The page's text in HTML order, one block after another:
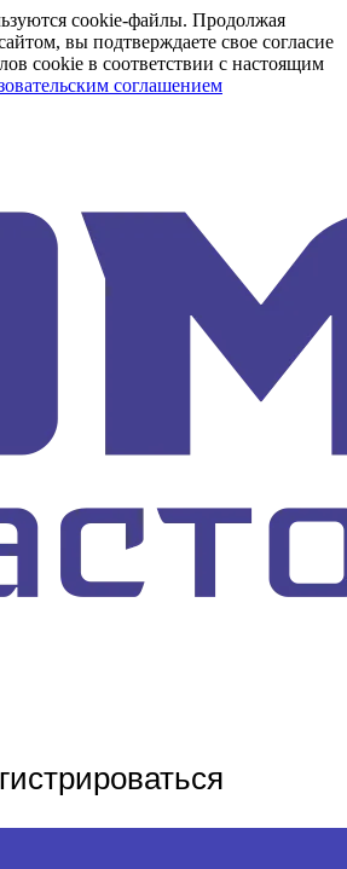
cookie-файлы. Продолжая
вы подтверждаете свое согласие
cookie в соответствии с настоящим
соглашением